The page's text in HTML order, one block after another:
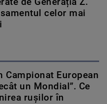
celor mai
Campionat European
un Mondial”. Ce
rușilor în